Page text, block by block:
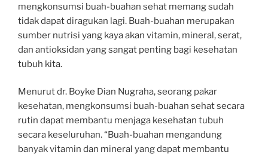
mengkonsumsi buah-buahan sehat memang sudah
tidak dapat diragukan lagi. Buah-buahan merupakan
sumber nutrisi yang kaya akan vitamin, mineral, serat,
dan antioksidan yang sangat penting bagi kesehatan
tubuh kita.
Menurut dr. Boyke Dian Nugraha, seorang pakar
kesehatan, mengkonsumsi buah-buahan sehat secara
rutin dapat membantu menjaga kesehatan tubuh
secara keseluruhan. “Buah-buahan mengandung
banyak vitamin dan mineral yang dapat membantu